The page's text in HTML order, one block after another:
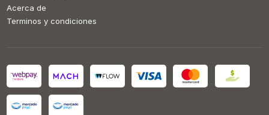
Acerca de
Terminos y condiciones